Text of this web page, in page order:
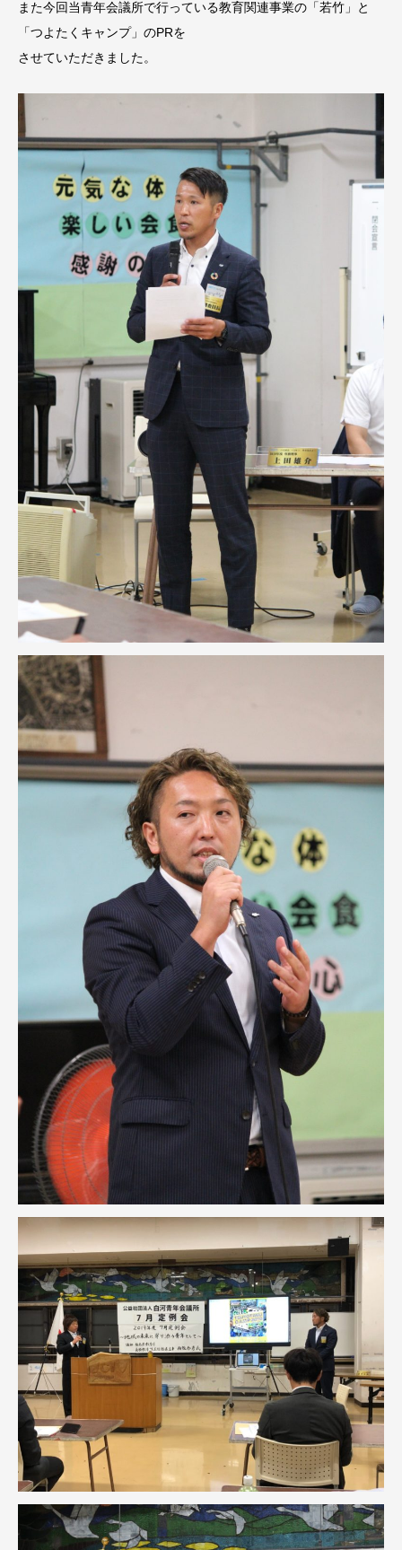
また今回当青年会議所で行っている教育関連事業の「若竹」と
「つよたくキャンプ」のPRを
させていただきました。